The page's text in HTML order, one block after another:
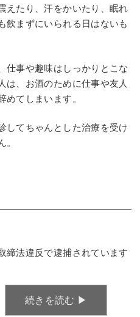
えたり、汗をかいたり、眠れ
飲まずにいられる日はないも
仕事や趣味はしっかりとこな
は、お酒のために仕事や友人
めてしまいます。
してちゃんとした治療を受け
。
締法違反で逮捕されています
続きを読む ▶︎